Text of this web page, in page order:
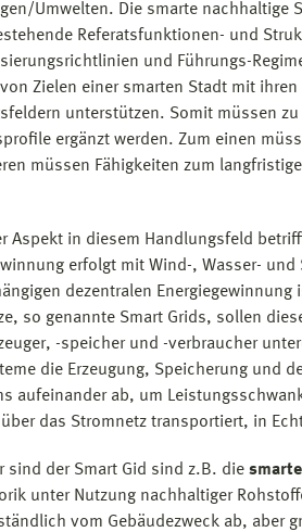
Umwelten. Die smarte nachhaltige
Referatsfunktionen- und
und Führungs-
Zielen einer smarten Stadt mit
unterstützen. Somit müssen
ergänzt werden. Zum einen
müssen Fähigkeiten zum
Aspekt in diesem Handlungsfeld
erfolgt mit Wind-, Wasser-
dezentralen
so genannte Smart Grids, sollen
-speicher und -verbraucher
die Erzeugung, Speicherung und
aufeinander ab, um
das Stromnetz transportiert, in
sind der Smart Gid sind z.B. die
unter Nutzung nachhaltiger
vom Gebäudezweck ab, aber